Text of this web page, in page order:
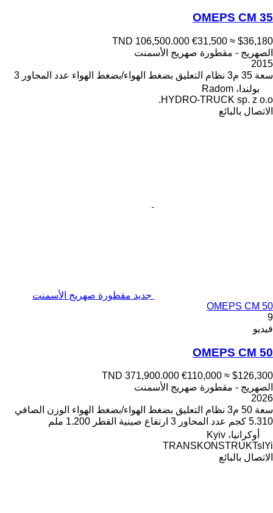
OMEPS CM 35
TND 106,500.000 €31,500 ≈ $36,180
الصهريج - مقطورة صهريج الأسمنت
2015
سعة 35 م3 نظام التعليق بضغط الهواء/بضغط الهواء عدد المحاور 3
بولندا، Radom
HYDRO-TRUCK sp. z o.o.
الاتصال بالبائع
جديد مقطورة صهريج الأسمنت
OMEPS CM 50
9
فيديو
OMEPS CM 50
TND 371,900.000 €110,000 ≈ $126,300
الصهريج - مقطورة صهريج الأسمنت
2026
سعة 50 م3 نظام التعليق بضغط الهواء/بضغط الهواء الوزن الصافي
5.310 كجم
عدد المحاور 3 ارتفاع صينية القطر 1.200 ملم
أوكرانيا، Kyiv
TRANSKONSTRUKTsIYi
الاتصال بالبائع